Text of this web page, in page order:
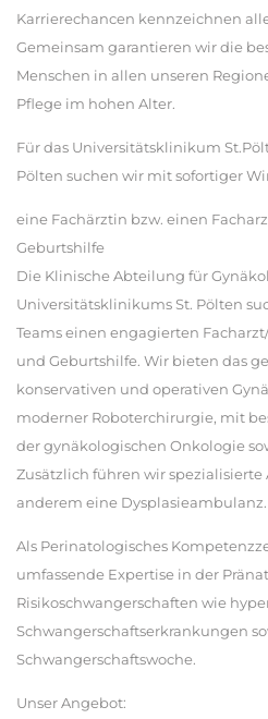
Karrierechancen kennzeichnen
Gemeinsam garantieren wir die
Menschen in allen unseren
Pflege im hohen Alter.
Für das Universitätsklinikum
Pölten suchen wir mit sofortiger
eine Fachärztin bzw. einen
Geburtshilfe
Die Klinische Abteilung für
Universitätsklinikums St. Pölten
Teams einen engagierten
und Geburtshilfe. Wir bieten das
konservativen und operativen
moderner Roboterchirurgie, mit
der gynäkologischen Onkologie
Zusätzlich führen wir
anderem eine Dysplasieambulanz.
Als Perinatologisches
umfassende Expertise in der
Risikoschwangerschaften wie
Schwangerschaftserkrankungen
Schwangerschaftswoche.
Unser Angebot: